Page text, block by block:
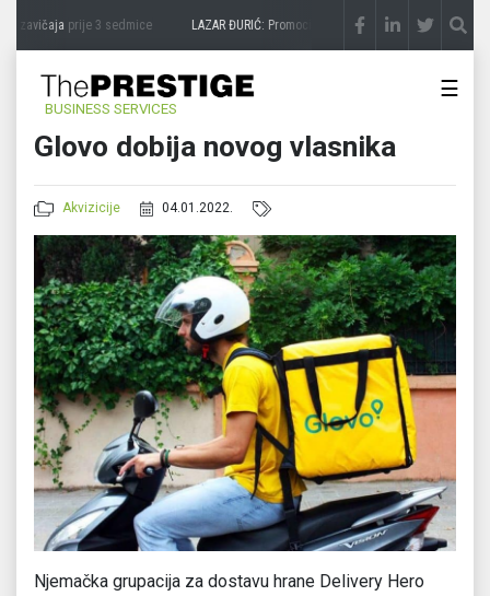
zavičajaprije 3 sedmice LAZAR ĐURIĆ: Promocija potencijal pretvara u destinaciju
BUSINESS SERVICES
☰
Glovo dobija novog vlasnika
Akvizicije 04.01.2022.
Njemačka grupacija za dostavu hrane Delivery Hero